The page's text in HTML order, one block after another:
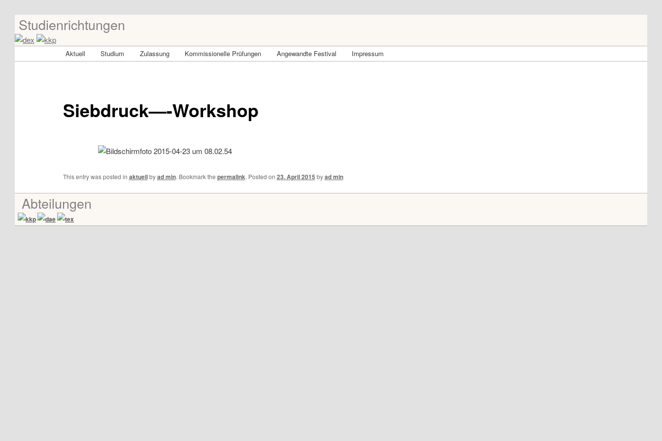
Skip
to
primary
dex-kkp
Universität für angewandte Kunst Wien
Studienrichtungen
menu
Aktuell Studium Zulassung Kommissionelle Prüfungen Angewandte Festival Impressum
Siebdruck—-Workshop
This entry was posted in aktuellbyad min. Bookmark the permalink. Posted on 23. April 2015 byad min
Abteilungen